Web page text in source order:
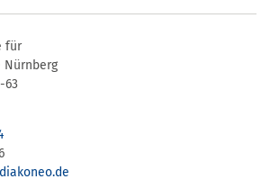
für
Nürnberg
63